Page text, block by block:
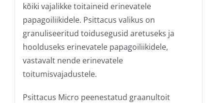
kõiki vajalikke toitaineid erinevatele
papagoiliikidele. Psittacus valikus on
granuliseeritud toidusegusid aretuseks ja
hoolduseks erinevatele papagoiliikidele,
vastavalt nende erinevatele
toitumisvajadustele.
Psittacus Micro peenestatud graanultoit